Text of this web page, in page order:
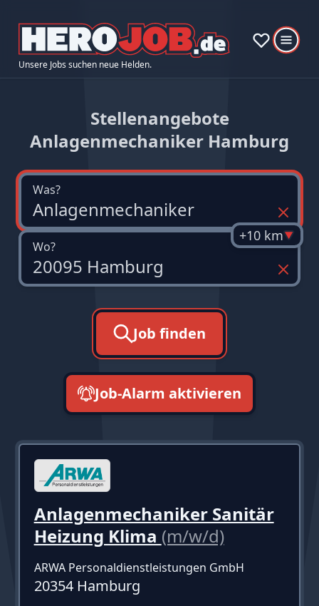
Unsere Jobs suchen neue Helden.
Stellenangebote
Anlagenmechaniker Hamburg
Was?
Wo?
+10 km
Job finden
Job-Alarm aktivieren
Anlagenmechaniker Sanitär
Heizung Klima (m/w/d)
ARWA Personaldienstleistungen GmbH
20354 Hamburg